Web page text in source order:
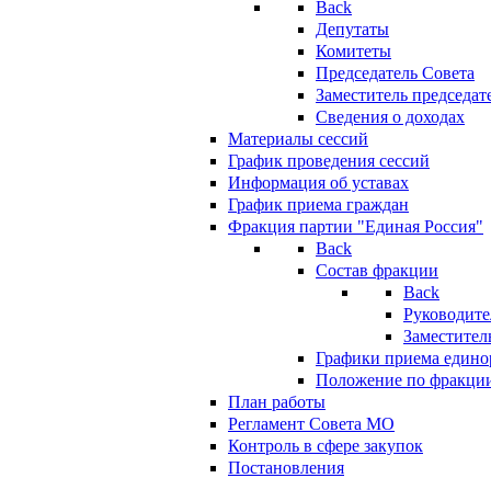
Back
Депутаты
Комитеты
Председатель Совета
Заместитель
Сведения о доходах
Материалы сессий
График проведения сессий
Информация об уставах
График приема граждан
Фракция партии "Единая Россия"
Back
Состав фракции
Back
Графики приема
Положение по
План работы
Регламент Совета МО
Контроль в сфере закупок
Постановления